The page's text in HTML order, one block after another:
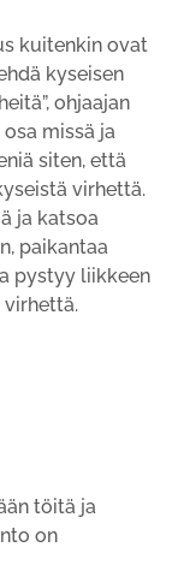
kuitenkin ovat
kyseisen
ohjaajan
missä ja
siten, että
virhettä.
ja katsoa
paikantaa
pystyy liikkeen
töitä ja
on